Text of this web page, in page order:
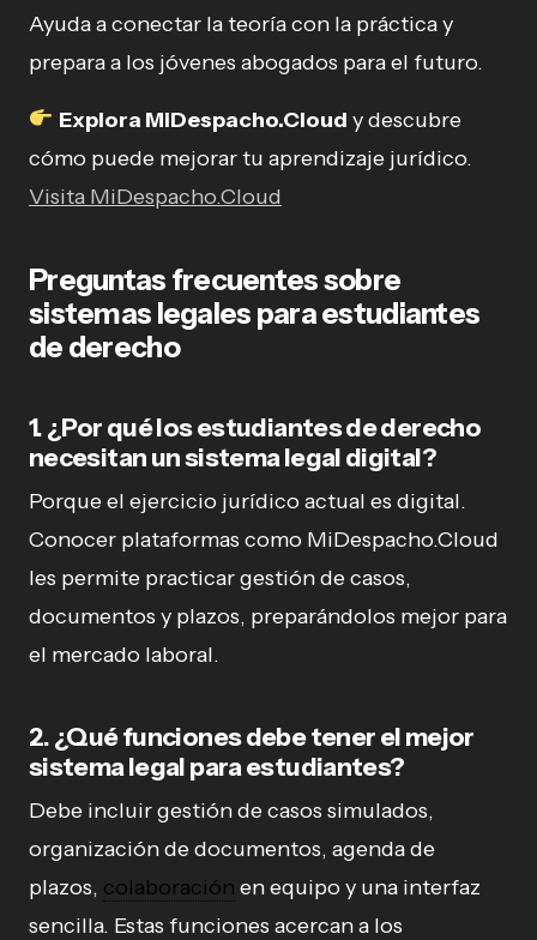
Ayuda a conectar la teoría con la práctica y
prepara a los jóvenes abogados para el futuro.
Explora MiDespacho.Cloud y descubre
cómo puede mejorar tu aprendizaje jurídico.
Visita MiDespacho.Cloud
Preguntas frecuentes sobre
sistemas legales para estudiantes
de derecho
1. ¿Por qué los estudiantes de derecho
necesitan un sistema legal digital?
Porque el ejercicio jurídico actual es digital.
Conocer plataformas como MiDespacho.Cloud
les permite practicar gestión de casos,
documentos y plazos, preparándolos mejor para
el mercado laboral.
2. ¿Qué funciones debe tener el mejor
sistema legal para estudiantes?
Debe incluir gestión de casos simulados,
organización de documentos, agenda de
plazos, colaboración en equipo y una interfaz
sencilla. Estas funciones acercan a los